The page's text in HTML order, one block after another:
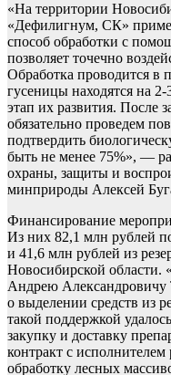
«На территории
«Дефилигнум, СК»
способ обработки с
позволяет точечно
Обработка проводится в
гусеницы находятся на
этап их развития. После
обязательно проведем
подтвердить
быть не менее 75%», —
охраны, защиты и
минприроды Алексей
Финансирование
Из них 82,1 млн рублей
и 41,6 млн рублей из
Новосибирской области.
Андрею Александровичу
о выделении средств из
такой поддержкой
закупку и доставку
контракт с исполнителем
обработку лесных